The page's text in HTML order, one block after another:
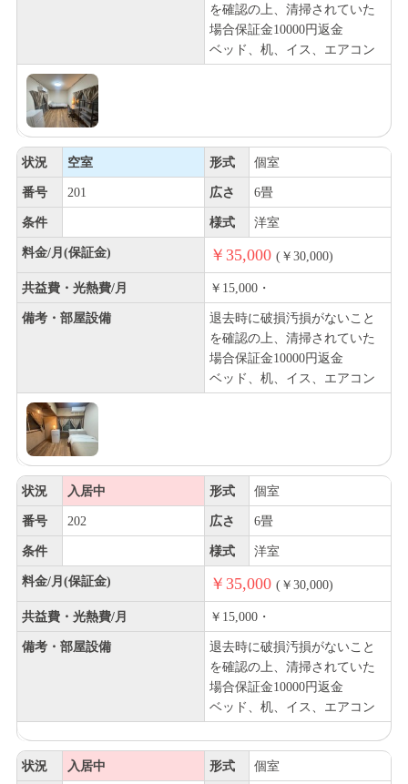
を確認の上、清掃されていた
場合保証金10000円返金
ベッド、机、イス、エアコン
状況 空室 形式 個室
番号 201 広さ 6畳
条件 様式 洋室
料金/月(保証金) ￥35,000 (￥30,000)
共益費・光熱費/月 ￥15,000・
備考・部屋設備
退去時に破損汚損がないこと
を確認の上、清掃されていた
場合保証金10000円返金
ベッド、机、イス、エアコン
状況 入居中 形式 個室
番号 202 広さ 6畳
条件 様式 洋室
料金/月(保証金) ￥35,000 (￥30,000)
共益費・光熱費/月 ￥15,000・
備考・部屋設備
退去時に破損汚損がないこと
を確認の上、清掃されていた
場合保証金10000円返金
ベッド、机、イス、エアコン
状況 入居中 形式 個室